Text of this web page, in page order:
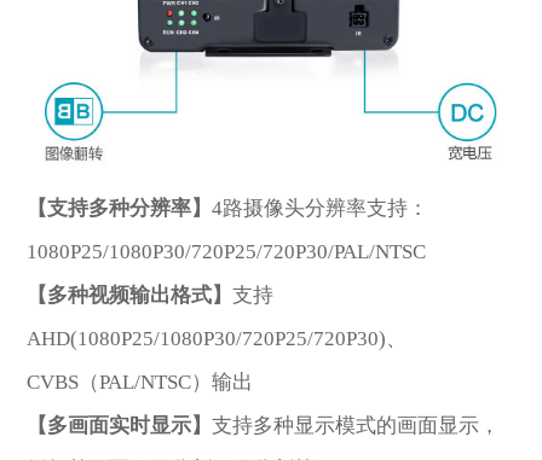
描述*
【支持多种分辨率】4路摄像头分辨率支持：
1080P25/1080P30/720P25/720P30/PAL/NTSC
【多种视频输出格式】支持
AHD(1080P25/1080P30/720P25/720P30)、
CVBS（PAL/NTSC）输出
【多画面实时显示】支持多种显示模式的画面显示，